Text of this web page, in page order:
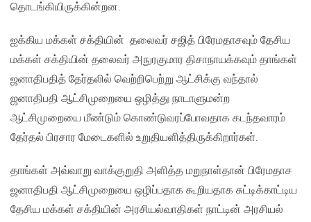
தொடங்கியிருக்கின்றன.
ஐக்கிய மக்கள் சக்தியின் தலைவர் சஜித் பிரேமதாசவும் தேசிய
மக்கள் சக்தியின் தலைவர் அநுரகுமார திசாநாயக்கவும் தாங்கள்
ஜனாதிபதித் தேர்தலில் வெற்றிபெற்று ஆட்சிக்கு வந்தால்
ஜனாதிபதி ஆட்சிமுறையை ஒழித்து நாடாளுமன்ற
ஆட்சிமுறையை மீண்டும் கொண்டுவரப்போவதாக கடந்தவாரம்
தேர்தல் பிரசார மேடைகளில் உறுதியளித்திருக்கிறார்கள்.
தாங்கள் அவ்வாறு வாக்குறுதி அளித்த மறுநாள்தான் பிரேமதாச
ஜனாதிபதி ஆட்சிமுறையை ஒழிப்பதாக கூறியதாக சுட்டிக்காட்டிய
தேசிய மக்கள் சக்தியின் அரசியல்வாதிகள் நாட்டின் அரசியல்